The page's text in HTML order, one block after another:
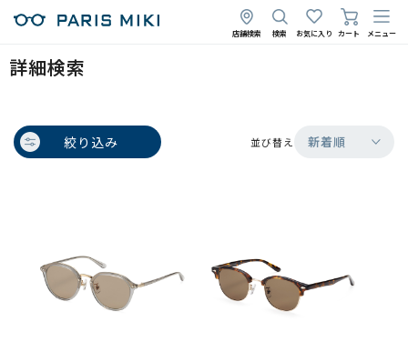
店舗検索 検索 お気に入り カート メニュー
詳細検索
絞り込み 並び替え 新着順